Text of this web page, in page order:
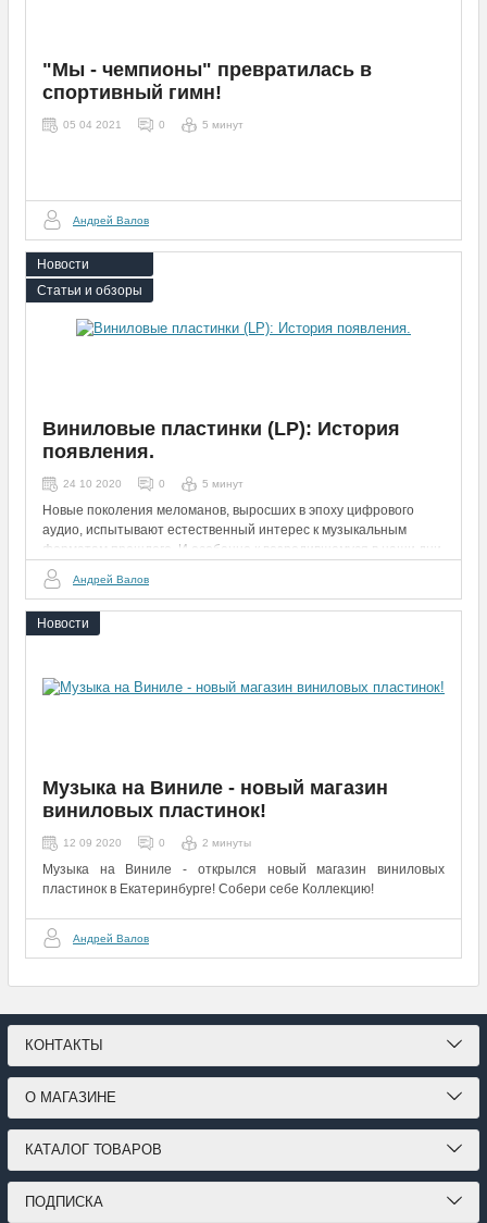
"Мы - чемпионы" превратилась в
спортивный гимн!
05 04 2021 0 5 минут
Андрей Валов
Новости
Статьи и обзоры
Виниловые пластинки (LP): История
появления.
24 10 2020 0 5 минут
Новые поколения меломанов, выросших в эпоху цифрового
аудио, испытывают естественный интерес к музыкальным
форматам прошлого. И особенно к возродившемуся в наши дни
винилу.
Андрей Валов
Новости
Музыка на Виниле - новый магазин
виниловых пластинок!
12 09 2020 0 2 минуты
Музыка на Виниле - открылся новый магазин виниловых
пластинок в Екатеринбурге! Собери себе Коллекцию!
Андрей Валов
КОНТАКТЫ
О МАГАЗИНЕ
КАТАЛОГ ТОВАРОВ
ПОДПИСКА